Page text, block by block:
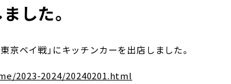
した。
京ベイ戦」にキッチンカーを出店しました。
2023-2024/20240201.html